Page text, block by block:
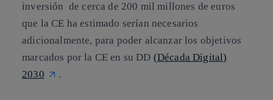
inversión de cerca de 200 mil millones de euros
que la CE ha estimado serían necesarios
adicionalmente, para poder alcanzar los objetivos
marcados por la CE en su DD (Década Digital)
2030
.